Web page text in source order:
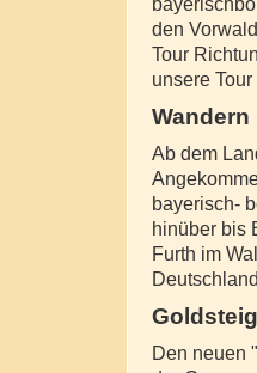
den
Tour
unsere
Wandern
Ab dem
bayerisch-
hinüber bis
Furth im
Den neuen